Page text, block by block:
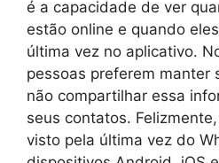
é a capacidade de ver
estão online e quando
última vez no aplicativo.
pessoas preferem manter
não compartilhar essa
seus contatos.
visto pela última vez do